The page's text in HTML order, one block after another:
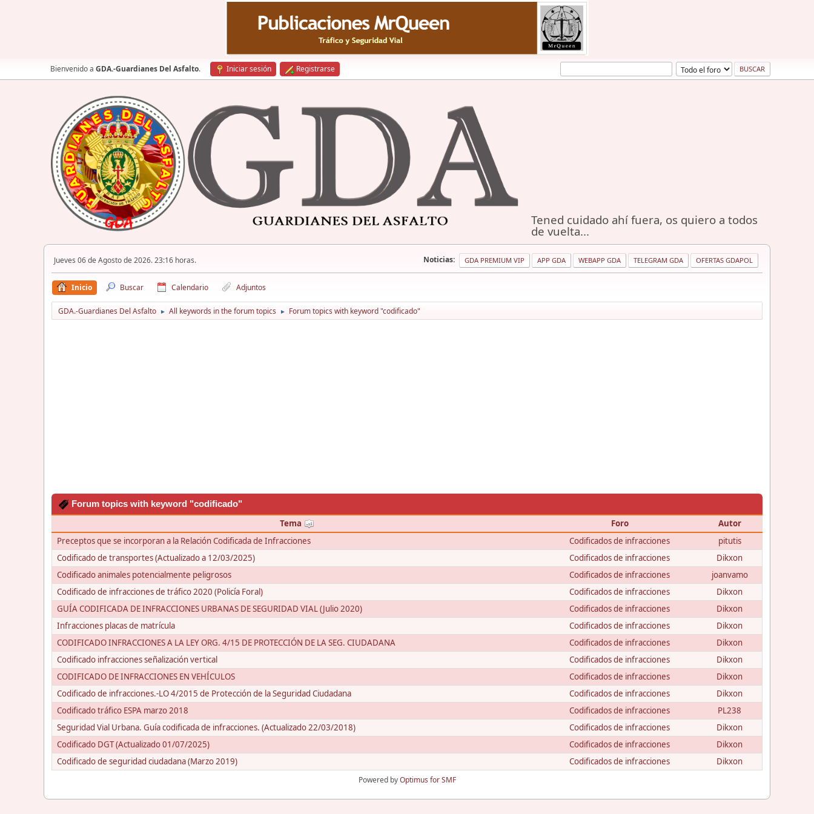
Bienvenido a GDA.-Guardianes Del Asfalto. Iniciar sesión Registrarse
Tened cuidado ahí fuera, os quiero a todos
de vuelta...
Jueves 06 de Agosto de 2026. 23:16 horas. Noticias: GDA PREMIUM VIP APP GDA WEBAPP GDA TELEGRAM GDA OFERTAS GDAPOL
Inicio Buscar Calendario Adjuntos
GDA.-Guardianes Del Asfalto ► All keywords in the forum topics ► Forum topics with keyword "codificado"
Forum topics with keyword "codificado"
Tema Foro
Autor
Preceptos que se incorporan a la Relación Codificada de Infracciones
Codificados de infracciones
pitutis
Codificado de transportes (Actualizado a 12/03/2025)
Codificados de infracciones
Dikxon
Codificado animales potencialmente peligrosos
Codificados de infracciones
joanvamo
Codificado de infracciones de tráfico 2020 (Policía Foral)
Codificados de infracciones
Dikxon
GUÍA CODIFICADA DE INFRACCIONES URBANAS DE SEGURIDAD VIAL (Julio 2020)
Codificados de infracciones
Dikxon
Infracciones placas de matrícula
Codificados de infracciones
Dikxon
CODIFICADO INFRACCIONES A LA LEY ORG. 4/15 DE PROTECCIÓN DE LA SEG. CIUDADANA
Codificados de infracciones
Dikxon
Codificado infracciones señalización vertical
Codificados de infracciones
Dikxon
CODIFICADO DE INFRACCIONES EN VEHÍCULOS
Codificados de infracciones
Dikxon
Codificado de infracciones.-LO 4/2015 de Protección de la Seguridad Ciudadana
Codificados de infracciones
Dikxon
Codificado tráfico ESPA marzo 2018
Codificados de infracciones
PL238
Seguridad Vial Urbana. Guía codificada de infracciones. (Actualizado 22/03/2018)
Codificados de infracciones
Dikxon
Codificado DGT (Actualizado 01/07/2025)
Codificados de infracciones
Dikxon
Codificado de seguridad ciudadana (Marzo 2019)
Codificados de infracciones Dikxon
Powered byOptimus for SMF